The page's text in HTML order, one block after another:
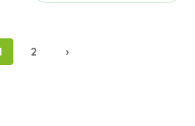
2 ›